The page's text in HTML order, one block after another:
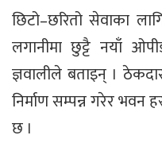
छिटो–छरितो सेवाका
लगानीमा छुट्टै नयाँ
ज्ञवालीले बताइन् ।
निर्माण सम्पन्न गरेर भवन
छ ।